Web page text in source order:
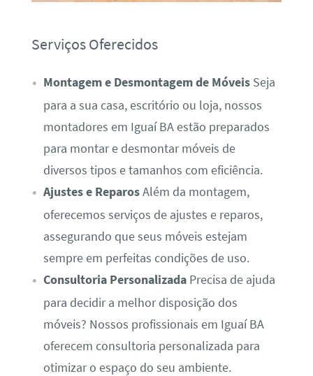
Serviços Oferecidos
Montagem e Desmontagem de MóveisSeja
para a sua casa, escritório ou loja, nossos
montadores em Iguaí BA estão preparados
para montar e desmontar móveis de
diversos tipos e tamanhos com eficiência.
Ajustes e ReparosAlém da montagem,
oferecemos serviços de ajustes e reparos,
assegurando que seus móveis estejam
sempre em perfeitas condições de uso.
Consultoria PersonalizadaPrecisa de ajuda
para decidir a melhor disposição dos
móveis? Nossos profissionais em Iguaí BA
oferecem consultoria personalizada para
otimizar o espaço do seu ambiente.